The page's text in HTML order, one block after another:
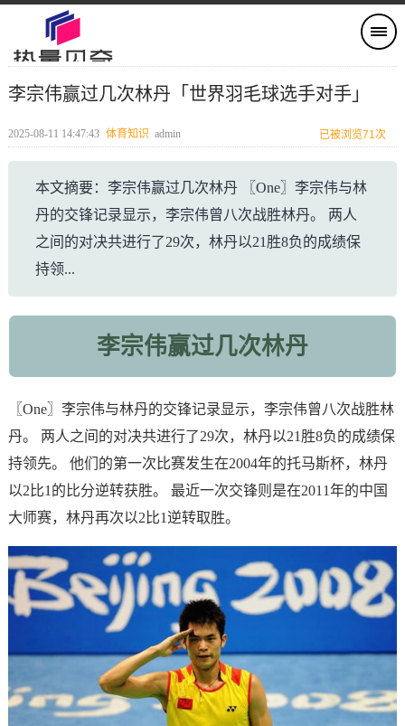
李宗伟赢过几次林丹「世界羽毛球选手对手」
2025-08-11 14:47:43 体育知识 admin 已被浏览71次
本文摘要：李宗伟赢过几次林丹 〖One〗李宗伟与林
丹的交锋记录显示，李宗伟曾八次战胜林丹。 两人
之间的对决共进行了29次，林丹以21胜8负的成绩保
持领...
李宗伟赢过几次林丹
〖One〗李宗伟与林丹的交锋记录显示，李宗伟曾八次战胜林
丹。 两人之间的对决共进行了29次，林丹以21胜8负的成绩保
持领先。 他们的第一次比赛发生在2004年的托马斯杯，林丹
以2比1的比分逆转获胜。 最近一次交锋则是在2011年的中国
大师赛，林丹再次以2比1逆转取胜。